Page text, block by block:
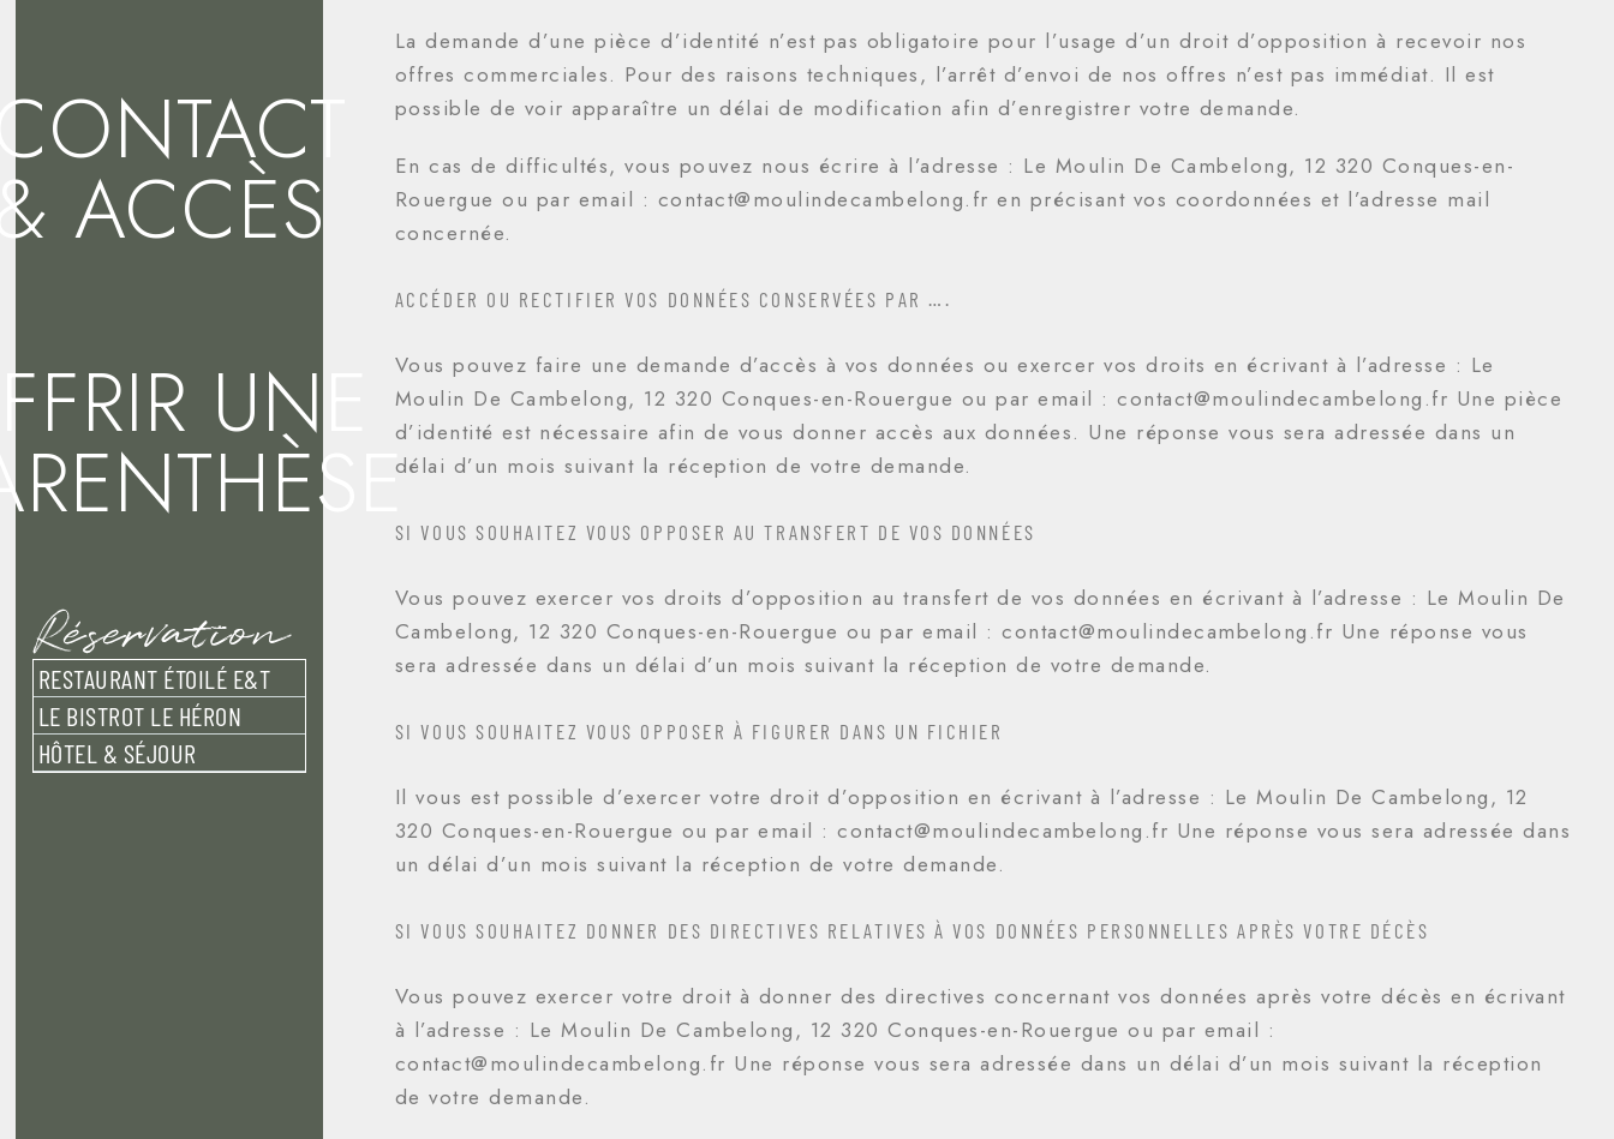
ACCÈS
UNE
Réservation
RESTAURANT ÉTOILÉ E&T
LE BISTROT LE HÉRON
HÔTEL & SÉJOUR
La demande d’une pièce d’identité n’est pas obligatoire pour l’usage d’un droit d’opposition à recevoir nos
offres commerciales. Pour des raisons techniques, l’arrêt d’envoi de nos offres n’est pas immédiat. Il est
possible de voir apparaître un délai de modification afin d’enregistrer votre demande.
En cas de difficultés, vous pouvez nous écrire à l’adresse : Le Moulin De Cambelong, 12 320 Conques-en-
Rouergue ou par email : contact@moulindecambelong.fr en précisant vos coordonnées et l’adresse mail
concernée.
ACCÉDER OU RECTIFIER VOS DONNÉES CONSERVÉES PAR ….
Vous pouvez faire une demande d’accès à vos données ou exercer vos droits en écrivant à l’adresse : Le
Moulin De Cambelong, 12 320 Conques-en-Rouergue ou par email : contact@moulindecambelong.fr Une pièce
d’identité est nécessaire afin de vous donner accès aux données. Une réponse vous sera adressée dans un
délai d’un mois suivant la réception de votre demande.
SI VOUS SOUHAITEZ VOUS OPPOSER AU TRANSFERT DE VOS DONNÉES
Vous pouvez exercer vos droits d’opposition au transfert de vos données en écrivant à l’adresse : Le Moulin De
Cambelong, 12 320 Conques-en-Rouergue ou par email : contact@moulindecambelong.fr Une réponse vous
sera adressée dans un délai d’un mois suivant la réception de votre demande.
SI VOUS SOUHAITEZ VOUS OPPOSER À FIGURER DANS UN FICHIER
Il vous est possible d’exercer votre droit d’opposition en écrivant à l’adresse : Le Moulin De Cambelong, 12
320 Conques-en-Rouergue ou par email : contact@moulindecambelong.fr Une réponse vous sera adressée dans
un délai d’un mois suivant la réception de votre demande.
SI VOUS SOUHAITEZ DONNER DES DIRECTIVES RELATIVES À VOS DONNÉES PERSONNELLES APRÈS VOTRE DÉCÈS
Vous pouvez exercer votre droit à donner des directives concernant vos données après votre décès en écrivant
à l’adresse : Le Moulin De Cambelong, 12 320 Conques-en-Rouergue ou par email :
contact@moulindecambelong.fr Une réponse vous sera adressée dans un délai d’un mois suivant la réception
de votre demande.